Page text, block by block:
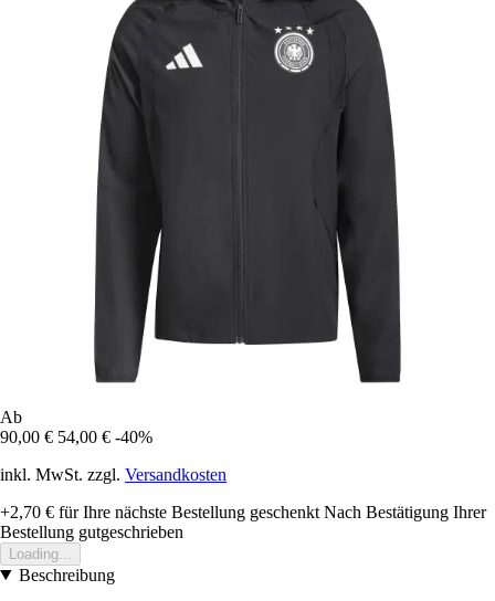
Ab
90,00 € 54,00 € -40%
inkl. MwSt. zzgl. Versandkosten
+2,70 € für Ihre nächste Bestellung geschenkt Nach Bestätigung Ihrer
Bestellung gutgeschrieben
Loading...
Beschreibung